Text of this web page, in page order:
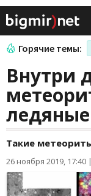
Горячие темы:
Внутри
Такие
26 ноября 2019, 17:40 |